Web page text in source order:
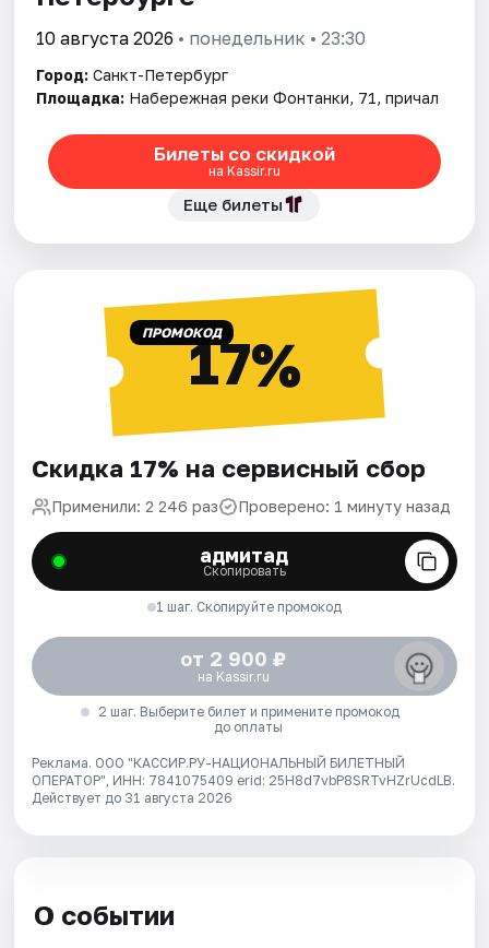
10 августа 2026 • понедельник • 23:30
Город: Санкт-Петербург
Площадка: Набережная реки Фонтанки, 71, причал
Билеты со скидкой
на Kassir.ru
Еще билеты
ПРОМОКОД17%
Скидка 17% на сервисный сбор
Применили: 2 246 раз Проверено: 1 минуту назад
адмитад
Скопировать
1 шаг. Скопируйте промокод
от 2 900 ₽
на Kassir.ru
2 шаг. Выберите билет и примените промокод
до оплаты
Реклама. ООО "КАССИР.РУ-НАЦИОНАЛЬНЫЙ БИЛЕТНЫЙ
ОПЕРАТОР", ИНН: 7841075409 erid: 25H8d7vbP8SRTvHZrUcdLB.
Действует до 31 августа 2026
О событии